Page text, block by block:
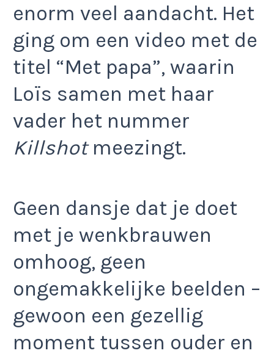
enorm veel aandacht. Het
ging om een video met de
titel “Met papa”, waarin
Loïs samen met haar
vader het nummer
Killshotmeezingt.
Geen dansje dat je doet
met je wenkbrauwen
omhoog, geen
ongemakkelijke beelden –
gewoon een gezellig
moment tussen ouder en